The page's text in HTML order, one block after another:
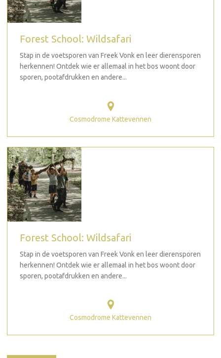
Forest School: Wildsafari
Stap in de voetsporen van Freek Vonk en leer dierensporen
herkennen! Ontdek wie er allemaal in het bos woont door
sporen, pootafdrukken en andere...
Cosmodrome Kattevennen
Forest School: Wildsafari
Stap in de voetsporen van Freek Vonk en leer dierensporen
herkennen! Ontdek wie er allemaal in het bos woont door
sporen, pootafdrukken en andere...
Cosmodrome Kattevennen